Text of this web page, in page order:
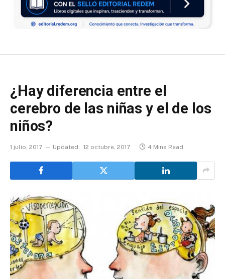
¿Hay diferencia entre el
cerebro de las niñas y el de los
niños?
1 julio, 2017 Updated: 12 octubre, 2017 4 Mins Read